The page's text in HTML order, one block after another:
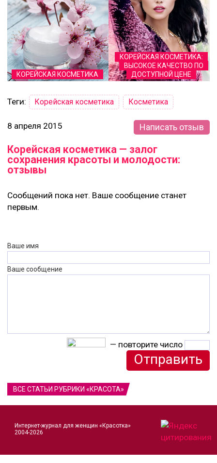
КОРЕЙСКАЯ КОСМЕТИКА
КОРЕЙСКАЯ КОСМЕТИКА:
ВЫСОКОЕ КАЧЕСТВО ПО
ДОСТУПНОЙ ЦЕНЕ
Теги: Корейская косметика Косметика
8 апреля 2015 Написать отзыв
Корейская косметика — залог
сохранения красоты и молодости:
отзывы
Сообщений пока нет. Ваше сообщение станет
первым.
Ваше имя
Ваше сообщение
— повторите число
ВСЕ СТАТЬИ РУБРИКИ «КРАСОТА»
Интернет-журнал для женщин «Красотка»
2004-2026